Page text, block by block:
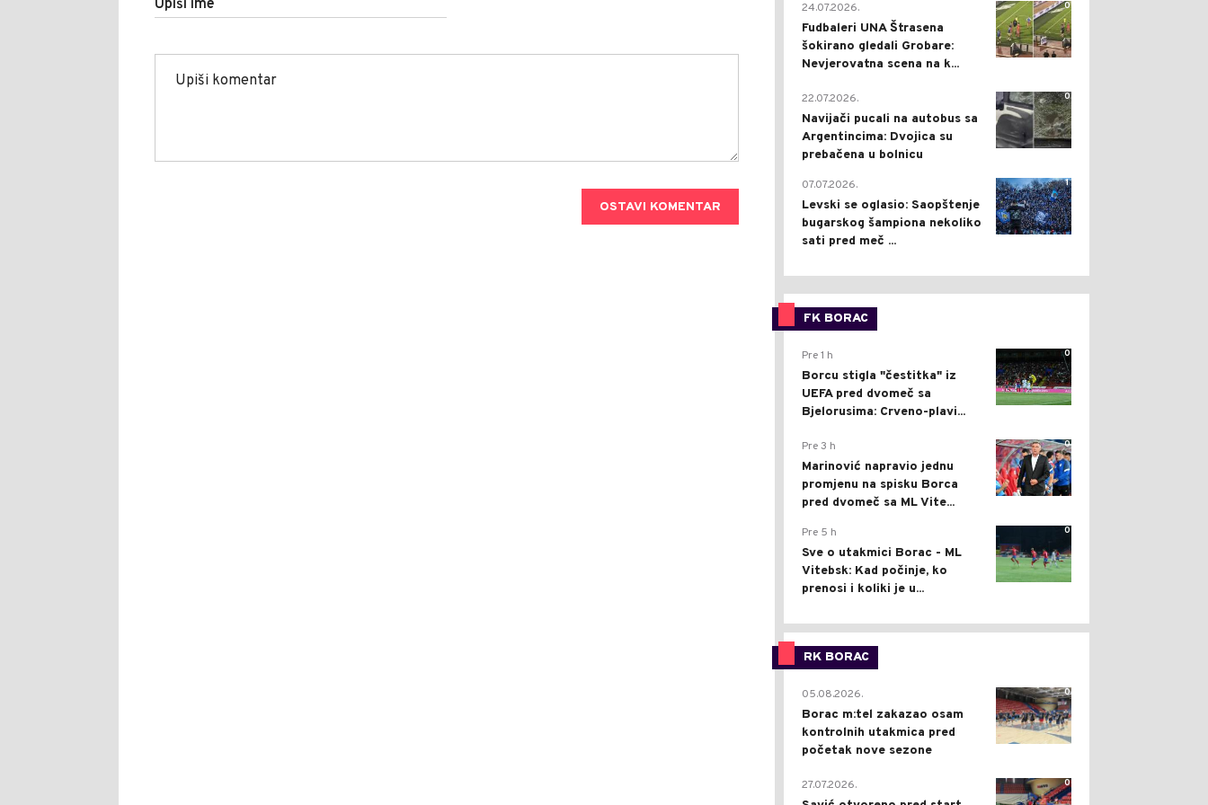
Upiši ime
OSTAVI KOMENTAR
0
24.07.2026.
Fudbaleri UNA Štrasena
šokirano gledali Grobare:
Nevjerovatna scena na k...
0
22.07.2026.
Navijači pucali na autobus sa
Argentincima: Dvojica su
prebačena u bolnicu
1
07.07.2026.
Levski se oglasio: Saopštenje
bugarskog šampiona nekoliko
sati pred meč ...
FK BORAC
0
Pre 1 h
Borcu stigla "čestitka" iz
UEFA pred dvomeč sa
Bjelorusima: Crveno-plavi...
0
Pre 3 h
Marinović napravio jednu
promjenu na spisku Borca
pred dvomeč sa ML Vite...
0
Pre 5 h
Sve o utakmici Borac - ML
Vitebsk: Kad počinje, ko
prenosi i koliki je u...
RK BORAC
0
05.08.2026.
Borac m:tel zakazao osam
kontrolnih utakmica pred
početak nove sezone
0
27.07.2026.